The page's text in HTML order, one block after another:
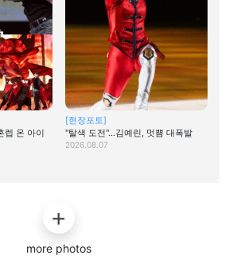
렙 온 아이
[현장포토]
"탈색 도전"…김예린, 멋쁨 대폭발
2026.08.07
more photos